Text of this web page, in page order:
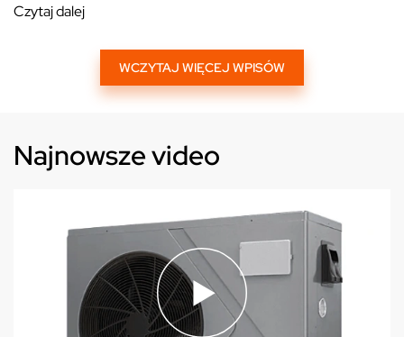
Czytaj dalej
WCZYTAJ WIĘCEJ WPISÓW
Najnowsze video